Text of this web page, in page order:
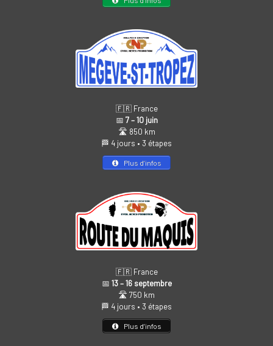
🇫🇷 France
📅 7 – 10 juin
🛣️ 850 km
🏁 4 jours • 3 étapes
Plus d’infos
🇫🇷 France
📅 13 – 16 septembre
🛣️ 750 km
🏁 4 jours • 3 étapes
Plus d’infos